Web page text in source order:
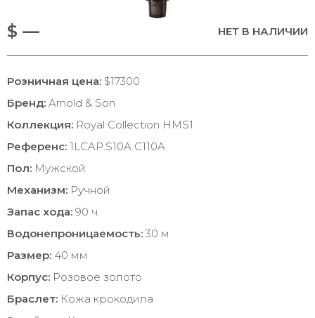
$ — НЕТ В НАЛИЧИИ
Розничная цена: $17300
Бренд: Arnold & Son
Коллекция: Royal Collection HMS1
Референс: 1LCAP.S10A.C110A
Пол: Мужской
Механизм: Ручной
Запас хода: 90 ч.
Водонепроницаемость: 30 м
Размер: 40 мм
Корпус: Розовое золото
Браслет: Кожа крокодила